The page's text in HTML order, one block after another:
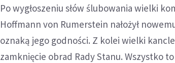
Po wygłoszeniu słów ślubowania wielki
Hoffmann von Rumerstein nałożył
oznaką jego godności. Z kolei wielki
zamknięcie obrad Rady Stanu. Wszystko